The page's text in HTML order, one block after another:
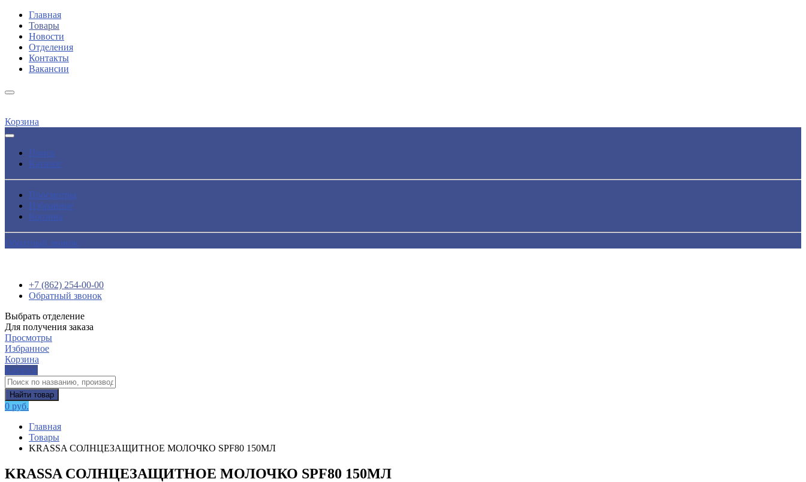
Главная
Товары
Новости
Отделения
Контакты
Вакансии
Корзина
Поиск
Каталог
Просмотры
Избранное
Корзина
Обратный звонок
+7 (862) 254-00-00
Обратный звонок
Выбрать отделение
Для получения заказа
Просмотры
Избранное
Корзина
Каталог
Найти товар
0 руб.
Главная
Товары
KRASSA СОЛНЦЕЗАЩИТНОЕ МОЛОЧКО SPF80 150МЛ
KRASSA СОЛНЦЕЗАЩИТНОЕ МОЛОЧКО SPF80 150МЛ